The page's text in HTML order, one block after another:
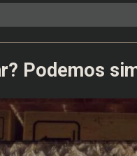
Podemos